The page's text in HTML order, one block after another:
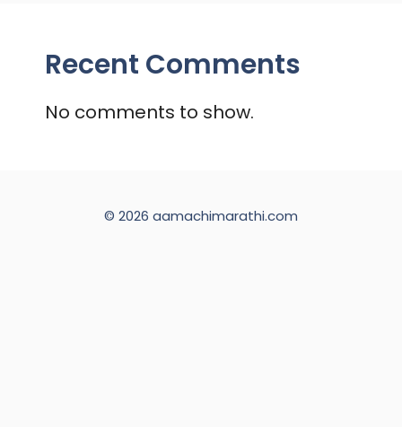
Recent Comments
No comments to show.
© 2026 aamachimarathi.com